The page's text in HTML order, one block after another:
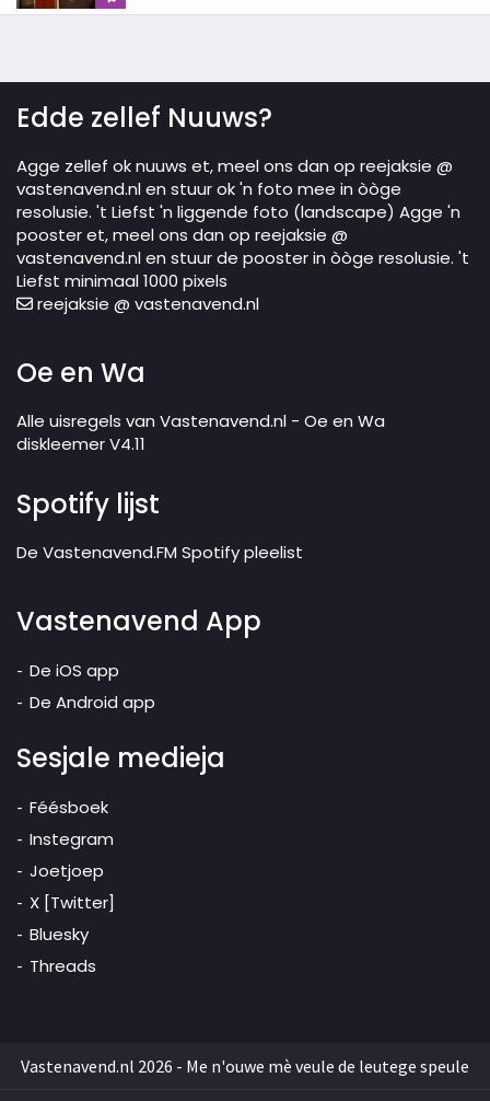
Edde zellef Nuuws?
Agge zellef ok nuuws et, meel ons dan op reejaksie @
vastenavend.nl en stuur ok 'n foto mee in òòge
resolusie. 't Liefst 'n liggende foto (landscape) Agge 'n
pooster et, meel ons dan op reejaksie @
vastenavend.nl en stuur de pooster in òòge resolusie. 't
Liefst minimaal 1000 pixels
reejaksie @ vastenavend.nl
Oe en Wa
Alle uisregels van Vastenavend.nl - Oe en Wa
diskleemer V4.11
Spotify lijst
De Vastenavend.FM Spotify pleelist
Vastenavend App
De iOS app
De Android app
Sesjale medieja
Féésboek
Instegram
Joetjoep
X [Twitter]
Bluesky
Threads
Vastenavend.nl 2026 - Me n'ouwe mè veule de leutege speule